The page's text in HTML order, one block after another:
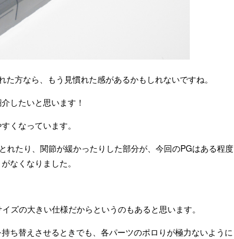
方なら、もう見慣れた感があるかもしれないですね。
したいと思います！
くなっています。
たり、関節が緩かったりした部分が、今回のPGはある程度
なくなりました。
ズの大きい仕様だからというのもあると思います。
ち替えさせるときでも、各パーツのポロりが極力ないように